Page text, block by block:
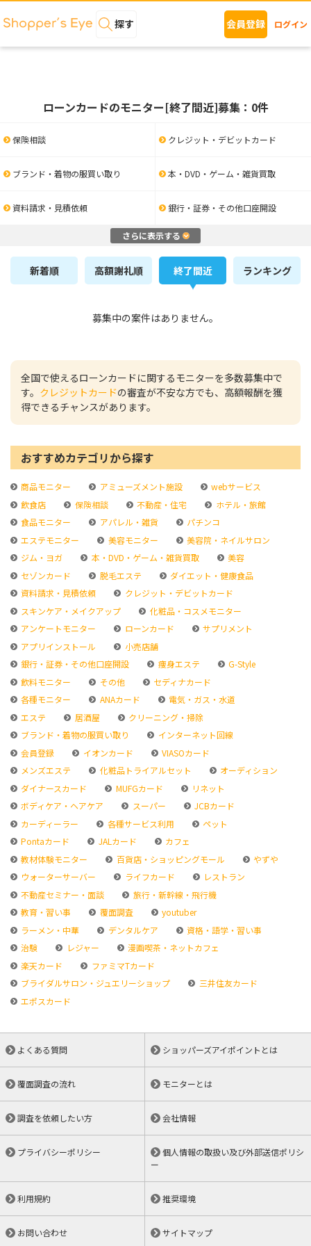
探す 会員登録 ログイン
ローンカードのモニター[終了間近]募集：0件
保険相談 クレジット・デビットカード
ブランド・着物の服買い取り 本・DVD・ゲーム・雑貨買取
資料請求・見積依頼 銀行・証券・その他口座開設
さらに表示する
新着順 高額謝礼順 終了間近 ランキング
募集中の案件はありません。
全国で使えるローンカードに関するモニターを多数募集中で
す。 クレジットカードの審査が不安な方でも、高額報酬を獲
得できるチャンスがあります。
おすすめカテゴリから探す
商品モニター アミューズメント施設
webサービス
飲食店
保険相談 不動産・住宅
ホテル・旅館
食品モニター
アパレル・雑貨
パチンコ
エステモニター
美容モニター
美容院・ネイルサロン
ジム・ヨガ
本・DVD・ゲーム・雑貨買取
美容
セゾンカード
脱毛エステ
ダイエット・健康食品
資料請求・見積依頼
クレジット・デビットカード
スキンケア・メイクアップ
化粧品・コスメモニター
アンケートモニター
ローンカード
サプリメント
アプリインストール
小売店舗
銀行・証券・その他口座開設
痩身エステ
G-Style
飲料モニター
その他
セディナカード
各種モニター
ANAカード
電気・ガス・水道
エステ
居酒屋
クリーニング・掃除
ブランド・着物の服買い取り
インターネット回線
会員登録
イオンカード
VIASOカード
メンズエステ
化粧品トライアルセット
オーディション
ダイナースカード
MUFGカード
リネット
ボディケア・ヘアケア
スーパー
JCBカード
カーディーラー
各種サービス利用
ペット
Pontaカード
JALカード
カフェ
教材体験モニター
百貨店・ショッピングモール
やずや
ウォーターサーバー
ライフカード
レストラン
不動産セミナー・面談
旅行・新幹線・飛行機
教育・習い事
覆面調査
youtuber
ラーメン・中華
デンタルケア
資格・語学・習い事
治験
レジャー
漫画喫茶・ネットカフェ
楽天カード
ファミマTカード
ブライダルサロン・ジュエリーショップ
三井住友カード
エポスカード
よくある質問 ショッパーズアイポイントとは
覆面調査の流れ モニターとは
調査を依頼したい方 会社情報
プライバシーポリシー
個人情報の取扱い及び外部送信ポリシ
ー
利用規約 推奨環境
お問い合わせ サイトマップ